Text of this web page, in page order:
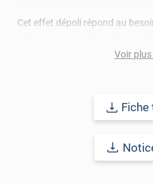
*****
Il y a 1789 jours
forcément simple au départ
Je conseille ces fils , il sont
explicite pour la pose en
Cet effet dépoli répond au
vitrines. Mais aussi aux envies
souhaite ne plus être gêné par
dimensions des motifsdu
• Les petits "boutons" sur les
Voir
Fiche